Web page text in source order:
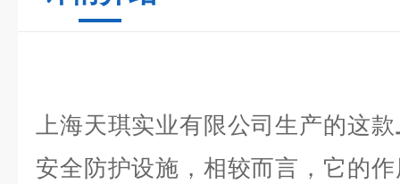
上海天琪实业有限公司生产的这款
安全防护设施，相较而言，它的